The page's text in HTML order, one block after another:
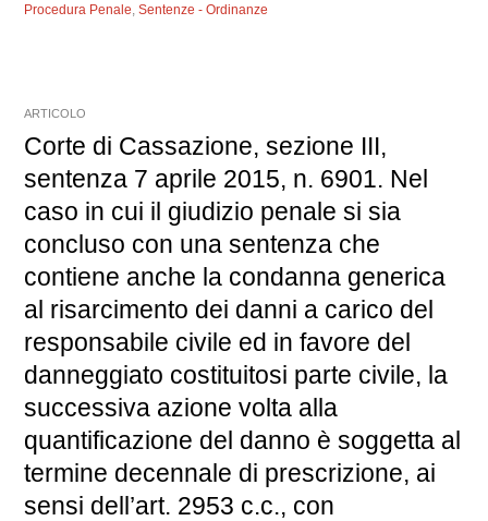
Procedura Penale,Sentenze - Ordinanze
ARTICOLO
Corte di Cassazione, sezione III,
sentenza 7 aprile 2015, n. 6901. Nel
caso in cui il giudizio penale si sia
concluso con una sentenza che
contiene anche la condanna generica
al risarcimento dei danni a carico del
responsabile civile ed in favore del
danneggiato costituitosi parte civile, la
successiva azione volta alla
quantificazione del danno è soggetta al
termine decennale di prescrizione, ai
sensi dell’art. 2953 c.c., con